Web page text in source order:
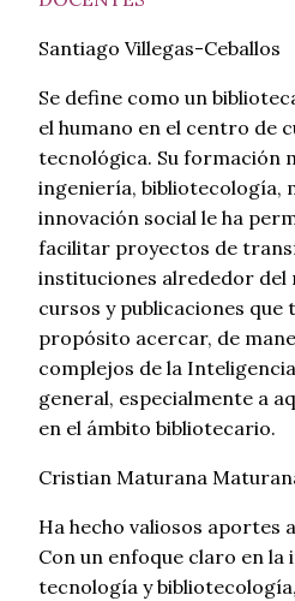
Santiago Villegas-Ceballos
Se define como un
el humano en el centro de
tecnológica. Su formación
ingeniería, bibliotecología,
innovación social le ha
facilitar proyectos de
instituciones alrededor del
cursos y publicaciones que
propósito acercar, de
complejos de la
general, especialmente a
en el ámbito bibliotecario.
Cristian Maturana
Ha hecho valiosos aportes
Con un enfoque claro en
tecnología y